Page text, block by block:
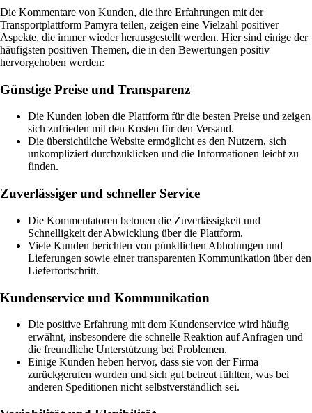
Die Kommentare von Kunden, die ihre Erfahrungen mit der
Transportplattform Pamyra teilen, zeigen eine Vielzahl positiver
Aspekte, die immer wieder herausgestellt werden. Hier sind einige der
häufigsten positiven Themen, die in den Bewertungen positiv
hervorgehoben werden:
Günstige Preise und Transparenz
Die Kunden loben die Plattform für die besten Preise und zeigen
sich zufrieden mit den Kosten für den Versand.
Die übersichtliche Website ermöglicht es den Nutzern, sich
unkompliziert durchzuklicken und die Informationen leicht zu
finden.
Zuverlässiger und schneller Service
Die Kommentatoren betonen die Zuverlässigkeit und
Schnelligkeit der Abwicklung über die Plattform.
Viele Kunden berichten von pünktlichen Abholungen und
Lieferungen sowie einer transparenten Kommunikation über den
Lieferfortschritt.
Kundenservice und Kommunikation
Die positive Erfahrung mit dem Kundenservice wird häufig
erwähnt, insbesondere die schnelle Reaktion auf Anfragen und
die freundliche Unterstützung bei Problemen.
Einige Kunden heben hervor, dass sie von der Firma
zurückgerufen wurden und sich gut betreut fühlten, was bei
anderen Speditionen nicht selbstverständlich sei.